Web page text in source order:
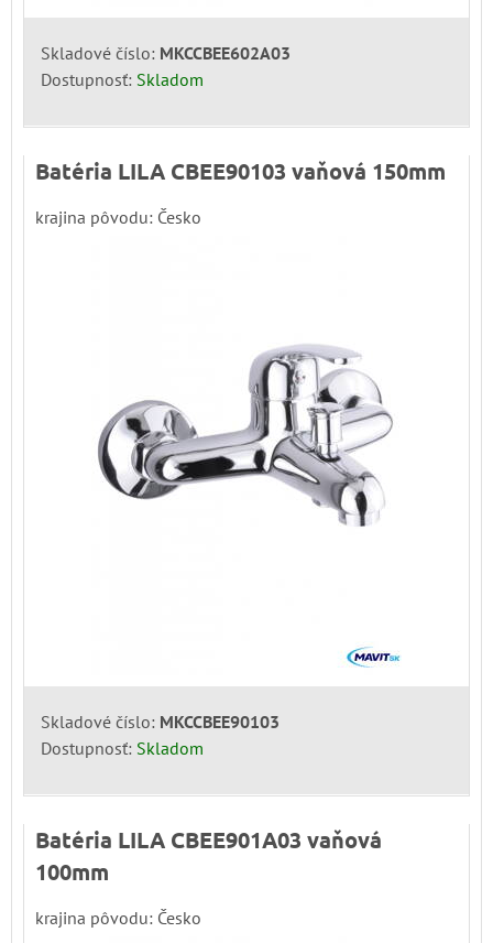
Skladové číslo: MKCCBEE602A03
Dostupnosť: Skladom
Batéria LILA CBEE90103 vaňová 150mm
krajina pôvodu: Česko
Skladové číslo: MKCCBEE90103
Dostupnosť: Skladom
Batéria LILA CBEE901A03 vaňová
100mm
krajina pôvodu: Česko